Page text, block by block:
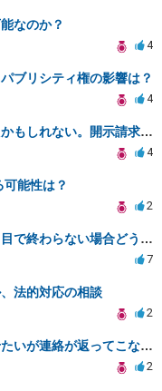
なのか？
4
ブリシティ権の影響は？
4
誹謗中傷に当たる内容を投稿したかもしれない。開示請求や民事刑事裁判に発展しうるのか教えて欲しい。
4
能性は？
2
開示請求の仮処分での審尋で２回目で終わらない場合どうしたらいいですか
7
法的対応の相談
2
無断で動画を撮影され、削除させたいが連絡が返ってこない。
2